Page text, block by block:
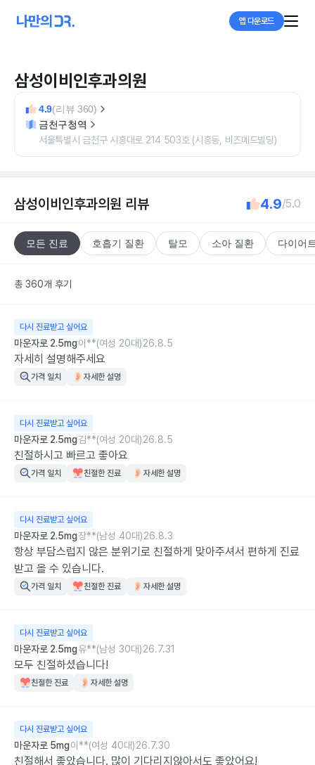
앱 다운로드
삼성이비인후과의원
4.9(리뷰 360)
금천구청역
서울특별시 금천구 시흥대로 214 503호 (시흥동, 비즈메드빌딩)
삼성이비인후과의원 리뷰 4.9/5.0
모든 진료 호흡기 질환 탈모 소아 질환 다이어
총 360개 후기
다시 진료받고 싶어요
마운자로 2.5mg이**(여성 20대)26.8.5
자세히 설명해주세요
가격 일치 자세한 설명
다시 진료받고 싶어요
마운자로 2.5mg김**(여성 20대)26.8.5
친절하시고 빠르고 좋아요
가격 일치 친절한 진료 자세한 설명
다시 진료받고 싶어요
마운자로 2.5mg장**(남성 40대)26.8.3
항상 부담스럽지 않은 분위기로 친절하게 맞아주셔서 편하게 진료
받고 올 수 있습니다.
가격 일치 친절한 진료 자세한 설명
다시 진료받고 싶어요
마운자로 2.5mg유**(남성 30대)26.7.31
모두 친절하셨습니다!
친절한 진료 자세한 설명
다시 진료받고 싶어요
마운자로 5mg이**(여성 40대)26.7.30
친절해서 좋았습니다. 많이 기다리지않아서도 좋았어요!